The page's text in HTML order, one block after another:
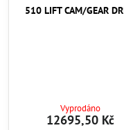
510 LIFT CAM/GEAR
Vyprodáno
12695,50 Kč